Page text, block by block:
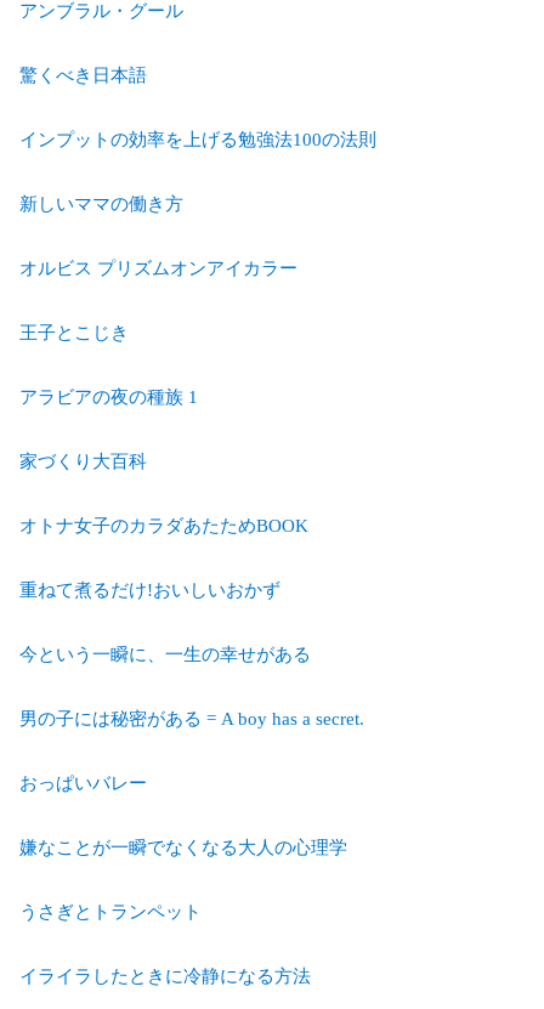
アンブラル・グール
驚くべき日本語
インプットの効率を上げる勉強法100の法則
新しいママの働き方
オルビス プリズムオンアイカラー
王子とこじき
アラビアの夜の種族 1
家づくり大百科
オトナ女子のカラダあたためBOOK
重ねて煮るだけ!おいしいおかず
今という一瞬に、一生の幸せがある
男の子には秘密がある = A boy has a secret.
おっぱいバレー
嫌なことが一瞬でなくなる大人の心理学
うさぎとトランペット
イライラしたときに冷静になる方法